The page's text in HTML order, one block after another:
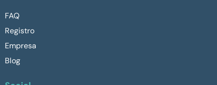
FAQ
Registro
Empresa
Blog